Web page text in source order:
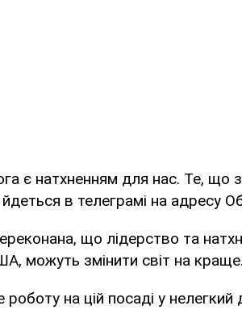
є натхненням для нас. Те, що
в телеграмі на адресу
що лідерство та
можуть змінити світ на краще.
роботу на цій посаді у